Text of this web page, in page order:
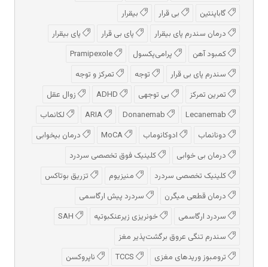
گاباپنتین
بی قرار
بیقرار
درمان سندرم پای بیقرار
پای بی قرار
پای بیقرار
کمبود آهن
پرامی‌پکسول
سندرم پای بی قرار
توجه
تمرکز و توجه
تمرین تمرکز
بی توجهی
زوال عقل
لکانماب
دونانماب
ادوكانوماب
درمان بیخوابی
درمان بی خوابی
کلینیک فوق تخصصی سردرد
کلینیک تخصصی سردرد
منیزیوم
تزریق بوتاکس
درمان قطعی میگرن
سردرد پیش‌ ارگاسمی
سردرد ارگاسمی
خونریزی زیرعنکبوتیه
سندرم تنگی عروق برگشت‌پذیر مغز
ترومبوز وریدهای مغزی
ناپروکسن